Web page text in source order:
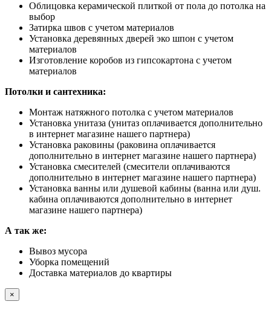
Облицовка керамической плиткой от пола до потолка на
выбор
Затирка швов с учетом материалов
Установка деревянных дверей эко шпон с учетом
материалов
Изготовление коробов из гипсокартона с учетом
материалов
Потолки и сантехника:
Монтаж натяжного потолка с учетом материалов
Установка унитаза (унитаз оплачивается дополнительно
в интернет магазине нашего партнера)
Установка раковины (раковина оплачивается
дополнительно в интернет магазине нашего партнера)
Установка смесителей (смесители оплачиваются
дополнительно в интернет магазине нашего партнера)
Установка ванны или душевой кабины (ванна или душ.
кабина оплачиваются дополнительно в интернет
магазине нашего партнера)
А так же:
Вывоз мусора
Уборка помещений
Доставка материалов до квартиры
×